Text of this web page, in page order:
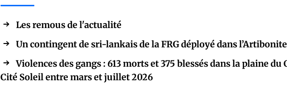
Les remous de l'actualité
Un contingent de sri-lankais de la FRG déployé dans l’Artibonite
Violences des gangs : 613 morts et 375 blessés dans la plaine du
Cité Soleil entre mars et juillet 2026